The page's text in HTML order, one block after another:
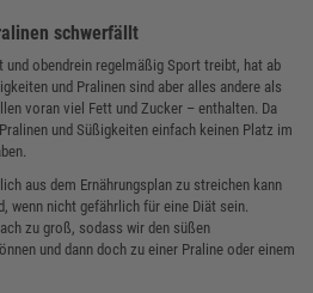
schwerfällt
und obendrein regelmäßig Sport treibt, hat ab
und Pralinen sind aber alles andere als
voran viel Fett und Zucker – enthalten. Da
und Süßigkeiten einfach keinen Platz im
aus dem Ernährungsplan zu streichen kann
wenn nicht gefährlich für eine Diät sein.
zu groß, sodass wir den süßen
und dann doch zu einer Praline oder einem